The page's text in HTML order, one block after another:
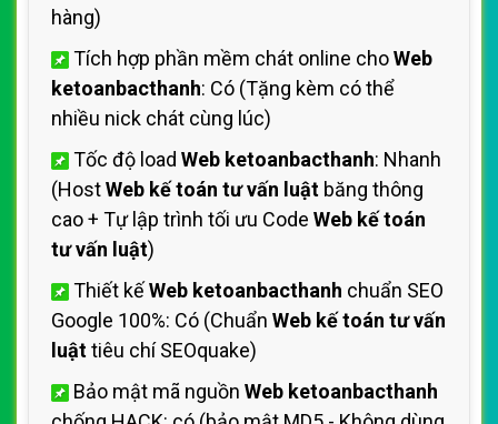
hàng)
Tích hợp phần mềm chát online choWeb
ketoanbacthanh: Có (Tặng kèm có thể
nhiều nick chát cùng lúc)
Tốc độ load Web ketoanbacthanh: Nhanh
(HostWeb kế toán tư vấn luật băng thông
cao + Tự lập trình tối ưu Code Web kế toán
tư vấn luật)
Thiết kếWeb ketoanbacthanh chuẩn SEO
Google 100%: Có (Chuẩn Web kế toán tư vấn
luậttiêu chí SEOquake)
Bảo mật mã nguồn Web ketoanbacthanh